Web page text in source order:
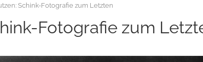
Schink-Fotografie zum Letzten
Fotografie zum